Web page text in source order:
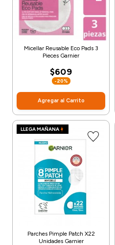
Micellar Reusable Eco Pads 3
Pieces Garnier
$609
-20%
Agregar al Carrito
LLEGA MAÑANA
Parches Pimple Patch X22
Unidades Garnier